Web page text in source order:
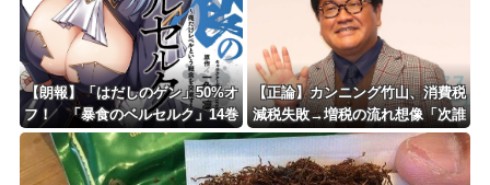
【朗報】「はだしのゲン」50%オ
フ！ 「暴食のベルセルク」14巻
無料ｗｗｗｗｗｗ
【正論】カンニング竹山、消費税
減税失敗→増税の流れ想像「次誰
が総理やりたいと思います？」